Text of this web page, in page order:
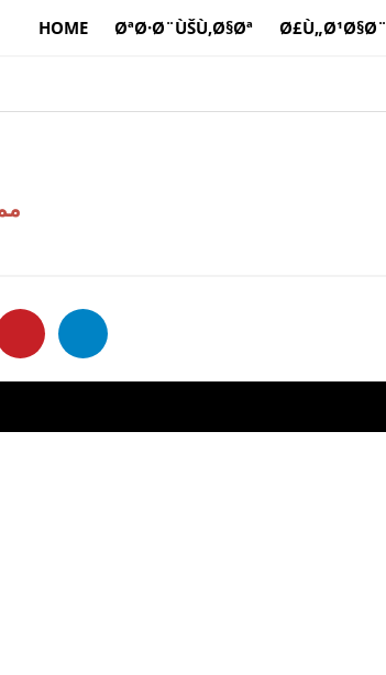
HOME ØªØ·Ø¨ÙŠÙ‚Ø§Øª Ø£Ù„Ø¹Ø§Ø¨